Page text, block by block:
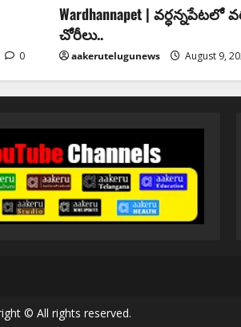
0
Wardhannapet | వర్ధన్నపేటలో
చోరీలు..
aakerutelugunews August 9,